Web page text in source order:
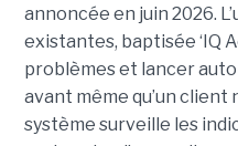
annoncée en juin 2026.
existantes, baptisée ‘IQ
problèmes et lancer
avant même qu’un client
système surveille les